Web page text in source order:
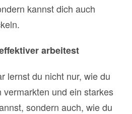
kannst dich auch
arbeitest
lernst du nicht nur, wie du
und ein starkes
sondern auch, wie du